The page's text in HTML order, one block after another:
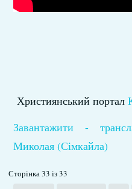
Християнський портал
Завантажити -
Миколая (Сімкайла)
Сторінка 33 із 33